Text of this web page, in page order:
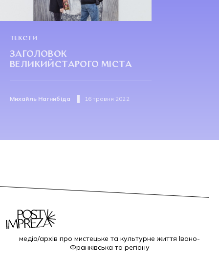
ТЕКСТИ
ЗАГОЛОВОК
ВЕЛИКИЙСТАРОГО МІСТА
Михайль Нагнибіда 16 травня 2022
медіа/архів про мистецьке та культурне життя Івано-
Франківська та регіону